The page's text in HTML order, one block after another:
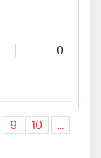
0
9 10
...